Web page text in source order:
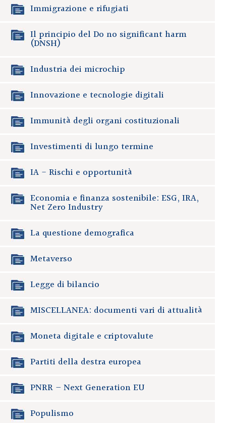
Immigrazione e rifugiati
Il principio del Do no significant harm
(DNSH)
Industria dei microchip
Innovazione e tecnologie digitali
Immunità degli organi costituzionali
Investimenti di lungo termine
IA - Rischi e opportunità
Economia e finanza sostenibile: ESG, IRA,
Net Zero Industry
La questione demografica
Metaverso
Legge di bilancio
MISCELLANEA: documenti vari di attualità
Moneta digitale e criptovalute
Partiti della destra europea
PNRR – Next Generation EU
Populismo